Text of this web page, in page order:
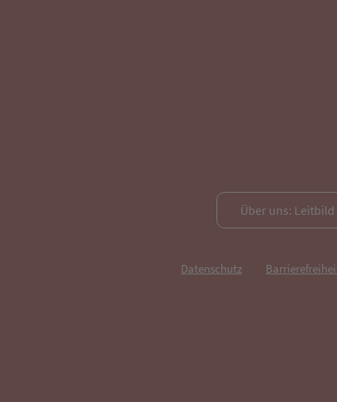
Über uns:
Datenschutz